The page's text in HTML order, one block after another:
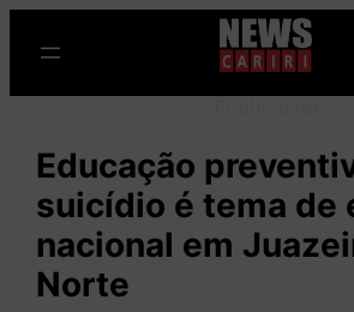
para
o
Educação
suicídio é tema de
nacional em
Norte